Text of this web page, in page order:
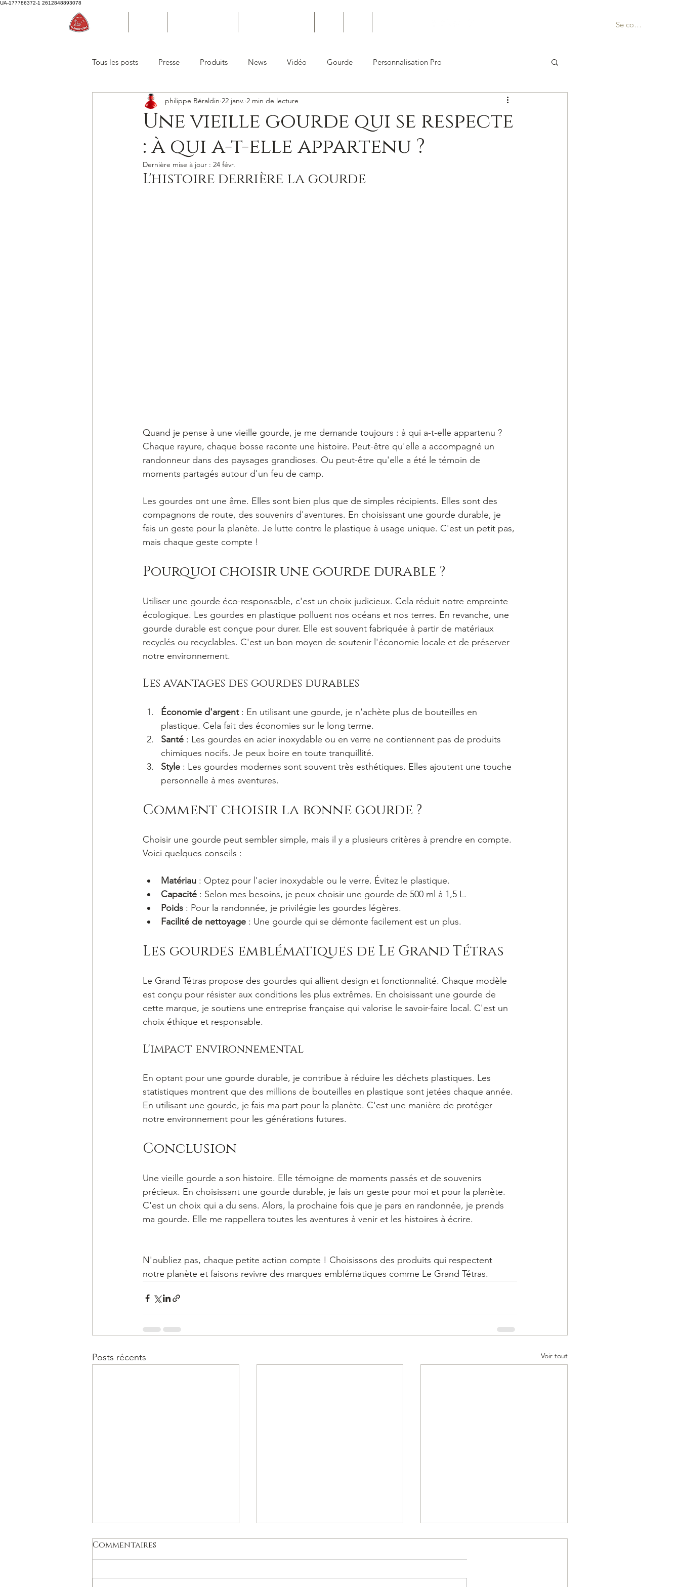
UA-177786372-1 2612848893078
Se connecter
Tous les posts Presse Produits News Vidéo Gourde Personnalisation Pro
Une vieille gourde qui se respecte
: à qui a-t-elle appartenu ?
philippe Béraldin 22 janv. 2 min de lecture
Dernière mise à jour : 24 févr.
L'histoire derrière la gourde
Quand je pense à une vieille gourde, je me demande toujours : à qui a-t-elle appartenu ?
Chaque rayure, chaque bosse raconte une histoire. Peut-être qu'elle a accompagné un
randonneur dans des paysages grandioses. Ou peut-être qu'elle a été le témoin de
moments partagés autour d'un feu de camp.
Les gourdes ont une âme. Elles sont bien plus que de simples récipients. Elles sont des
compagnons de route, des souvenirs d'aventures. En choisissant une gourde durable, je
fais un geste pour la planète. Je lutte contre le plastique à usage unique. C'est un petit pas,
mais chaque geste compte !
Pourquoi choisir une gourde durable ?
Utiliser une gourde éco-responsable, c'est un choix judicieux. Cela réduit notre empreinte
écologique. Les gourdes en plastique polluent nos océans et nos terres. En revanche, une
gourde durable est conçue pour durer. Elle est souvent fabriquée à partir de matériaux
recyclés ou recyclables. C'est un bon moyen de soutenir l'économie locale et de préserver
notre environnement.
Les avantages des gourdes durables
Économie d'argent : En utilisant une gourde, je n'achète plus de bouteilles en
plastique. Cela fait des économies sur le long terme.
Santé : Les gourdes en acier inoxydable ou en verre ne contiennent pas de produits
chimiques nocifs. Je peux boire en toute tranquillité.
Style : Les gourdes modernes sont souvent très esthétiques. Elles ajoutent une touche
personnelle à mes aventures.
Comment choisir la bonne gourde ?
Choisir une gourde peut sembler simple, mais il y a plusieurs critères à prendre en compte.
Voici quelques conseils :
Matériau : Optez pour l'acier inoxydable ou le verre. Évitez le plastique.
Capacité : Selon mes besoins, je peux choisir une gourde de 500 ml à 1,5 L.
Poids : Pour la randonnée, je privilégie les gourdes légères.
Facilité de nettoyage : Une gourde qui se démonte facilement est un plus.
Les gourdes emblématiques de Le Grand Tétras
Le Grand Tétras propose des gourdes qui allient design et fonctionnalité. Chaque modèle
est conçu pour résister aux conditions les plus extrêmes. En choisissant une gourde de
cette marque, je soutiens une entreprise française qui valorise le savoir-faire local. C'est un
choix éthique et responsable.
L'impact environnemental
En optant pour une gourde durable, je contribue à réduire les déchets plastiques. Les
statistiques montrent que des millions de bouteilles en plastique sont jetées chaque année.
En utilisant une gourde, je fais ma part pour la planète. C'est une manière de protéger
notre environnement pour les générations futures.
Conclusion
Une vieille gourde a son histoire. Elle témoigne de moments passés et de souvenirs
précieux. En choisissant une gourde durable, je fais un geste pour moi et pour la planète.
C'est un choix qui a du sens. Alors, la prochaine fois que je pars en randonnée, je prends
ma gourde. Elle me rappellera toutes les aventures à venir et les histoires à écrire.
N'oubliez pas, chaque petite action compte ! Choisissons des produits qui respectent
notre planète et faisons revivre des marques emblématiques comme Le Grand Tétras.
Posts récents Voir tout
Commentaires